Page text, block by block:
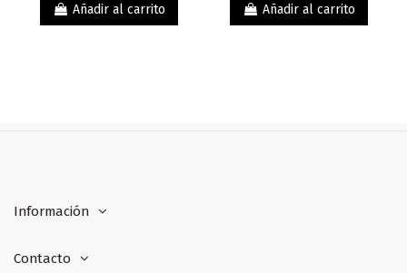
Añadir al carrito Añadir al carrito
Información
Contacto